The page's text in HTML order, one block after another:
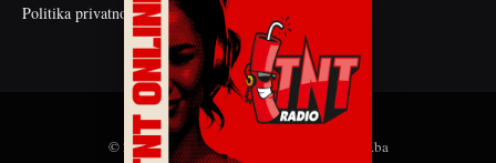
Politika privatnosti
© 2026 web dizajn i seo optimizacija by tnt.ba